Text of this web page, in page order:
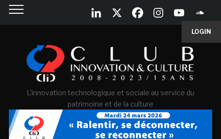
LOGIN
L'innovation technologique et sociale au service du
patrimoine et de la culture